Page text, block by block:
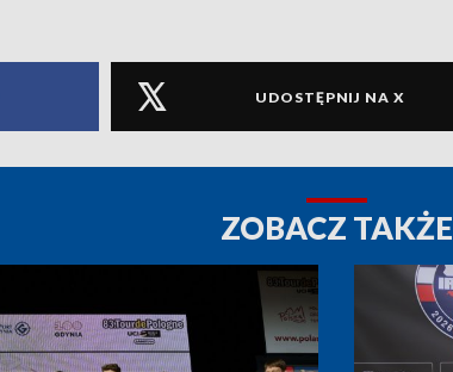
UDOSTĘPNIJ NA X
ZOBACZ TAKŻE